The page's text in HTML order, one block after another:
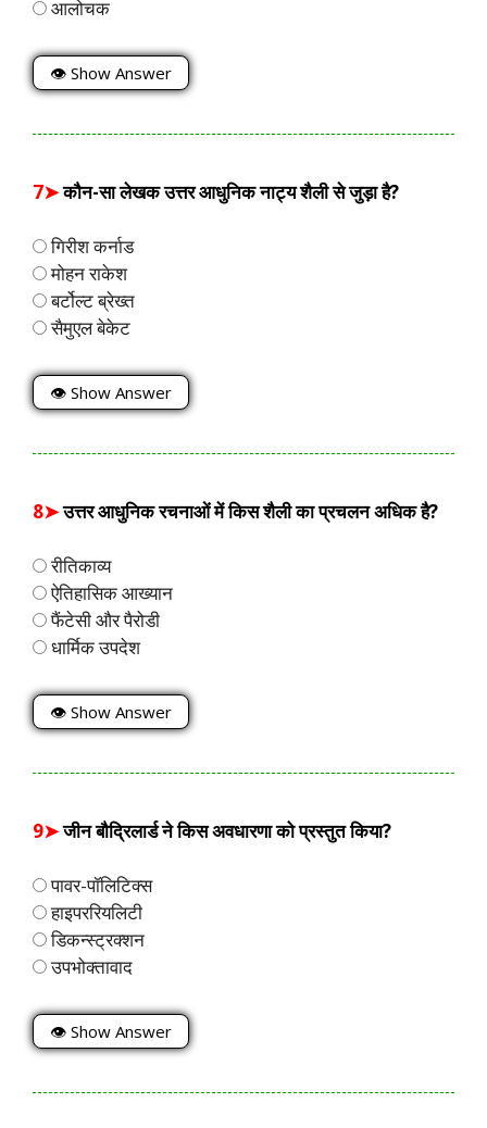
आलोचक
👁 Show Answer
7➤कौन-सा लेखक उत्तर आधुनिक नाट्य शैली से जुड़ा है?
गिरीश कर्नाड
मोहन राकेश
बर्टोल्ट ब्रेख्त
सैमुएल बेकेट
👁 Show Answer
8➤उत्तर आधुनिक रचनाओं में किस शैली का प्रचलन अधिक है?
रीतिकाव्य
ऐतिहासिक आख्यान
फैंटेसी और पैरोडी
धार्मिक उपदेश
👁 Show Answer
9➤जीन बौद्रिलार्ड ने किस अवधारणा को प्रस्तुत किया?
पावर-पॉलिटिक्स
हाइपररियलिटी
डिकन्स्ट्रक्शन
उपभोक्तावाद
👁 Show Answer